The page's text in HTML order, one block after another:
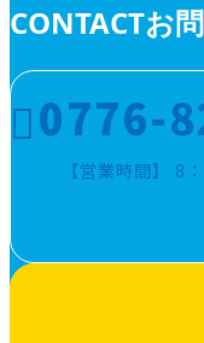
CONTACTお
0776-
【営業時間】 8